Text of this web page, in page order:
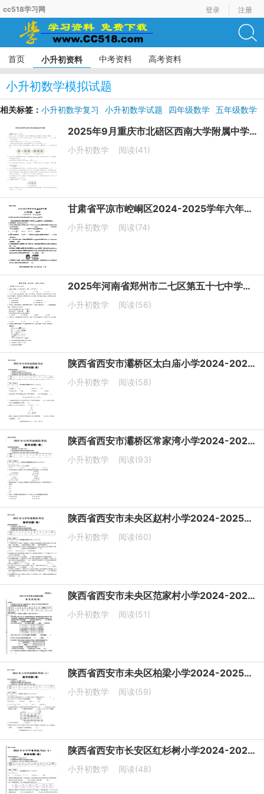
cc518学习网 登录 注册
首页 小升初资料 中考资料 高考资料
小升初数学模拟试题
相关标签： 小升初数学复习 小升初数学试题 四年级数学 五年级数学
2025年9月重庆市北碚区西南大学附属中学校小升初复试数学试题
小升初数学 阅读(41)
甘肃省平凉市崆峒区2024-2025学年六年级下学期升学考试数学试卷
小升初数学 阅读(74)
2025年河南省郑州市二七区第五十七中学小升初选拔数学试题
小升初数学 阅读(56)
陕西省西安市灞桥区太白庙小学2024-2025学年六年级下学期6月模拟预测数学试题
小升初数学 阅读(58)
陕西省西安市灞桥区常家湾小学2024-2025学年六年级下学期6月模拟预测数学试题
小升初数学 阅读(93)
陕西省西安市未央区赵村小学2024-2025学年六年级下学期6月模拟预测数学试题
小升初数学 阅读(60)
陕西省西安市未央区范家村小学2024-2025学年六年级下学期6月模拟预测数学试题
小升初数学 阅读(51)
陕西省西安市未央区柏梁小学2024-2025学年六年级下学期6月模拟预测数学试题
小升初数学 阅读(59)
陕西省西安市长安区红杉树小学2024-2025学年六年级下学期6月模拟预测数学试题
小升初数学 阅读(48)